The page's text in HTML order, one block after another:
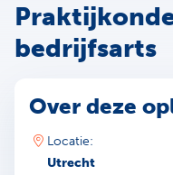
bedrijfsarts
Over deze
Locatie:
Utrecht